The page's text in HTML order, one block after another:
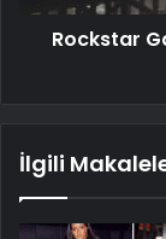
Rockstar
İlgili